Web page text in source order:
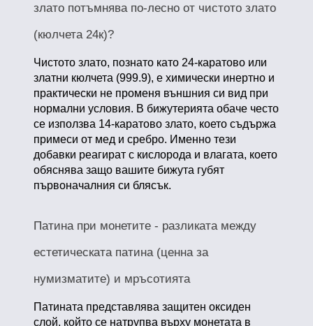
злато потъмнява по-лесно от чистото злато
(кюлчета 24к)?
Чистото злато, познато като 24-каратово или
златни кюлчета (999.9), е химически инертно и
практически не променя външния си вид при
нормални условия. В бижутерията обаче често
се използва 14-каратово злато, което съдържа
примеси от мед и сребро. Именно тези
добавки реагират с кислорода и влагата, което
обяснява защо вашите бижута губят
първоначалния си блясък.
Патина при монетите - разликата между
естетическата патина (ценна за
нумизматите) и мръсотията
Патината представлява защитен оксиден
слой, който се натрупва върху монетата в